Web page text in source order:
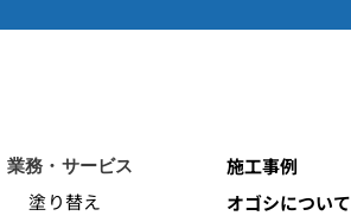
業務・サービス
塗り替え
施工事例
オゴシについて